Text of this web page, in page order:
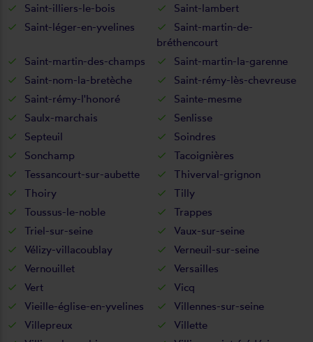
Saint-illiers-le-bois
Saint-lambert
Saint-léger-en-yvelines
Saint-martin-de-
bréthencourt
Saint-martin-des-champs
Saint-martin-la-garenne
Saint-nom-la-bretèche
Saint-rémy-lès-chevreuse
Saint-rémy-l'honoré
Sainte-mesme
Saulx-marchais
Senlisse
Septeuil
Soindres
Sonchamp
Tacoignières
Tessancourt-sur-aubette
Thiverval-grignon
Thoiry
Tilly
Toussus-le-noble
Trappes
Triel-sur-seine
Vaux-sur-seine
Vélizy-villacoublay
Verneuil-sur-seine
Vernouillet
Versailles
Vert
Vicq
Vieille-église-en-yvelines
Villennes-sur-seine
Villepreux
Villette